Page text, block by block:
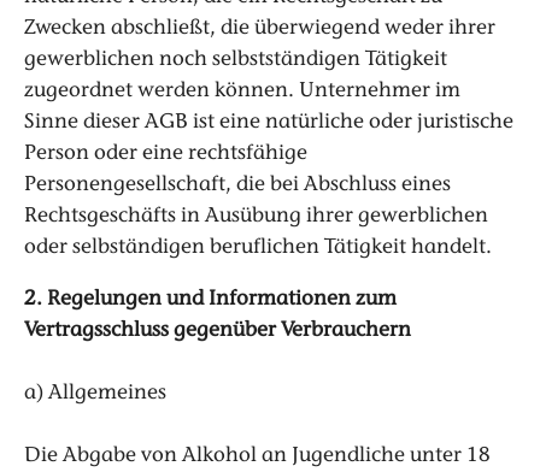
Zwecken abschließt, die überwiegend weder ihrer
gewerblichen noch selbstständigen Tätigkeit
zugeordnet werden können. Unternehmer im
Sinne dieser AGB ist eine natürliche oder juristische
Person oder eine rechtsfähige
Personengesellschaft, die bei Abschluss eines
Rechtsgeschäfts in Ausübung ihrer gewerblichen
oder selbständigen beruflichen Tätigkeit handelt.
2. Regelungen und Informationen zum
Vertragsschluss gegenüber Verbrauchern
a) Allgemeines
Die Abgabe von Alkohol an Jugendliche unter 18